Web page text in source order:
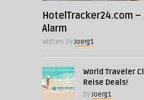
HotelTracker24.com
Alarm
Written byJoerg1
World Traveler
Reise Deals!
byJoerg1